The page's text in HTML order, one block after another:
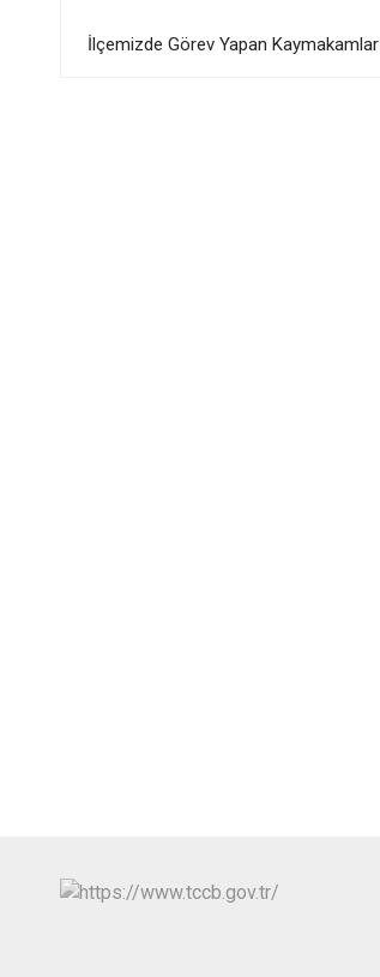
İlçemizde Görev Yapan Kaymakamlar